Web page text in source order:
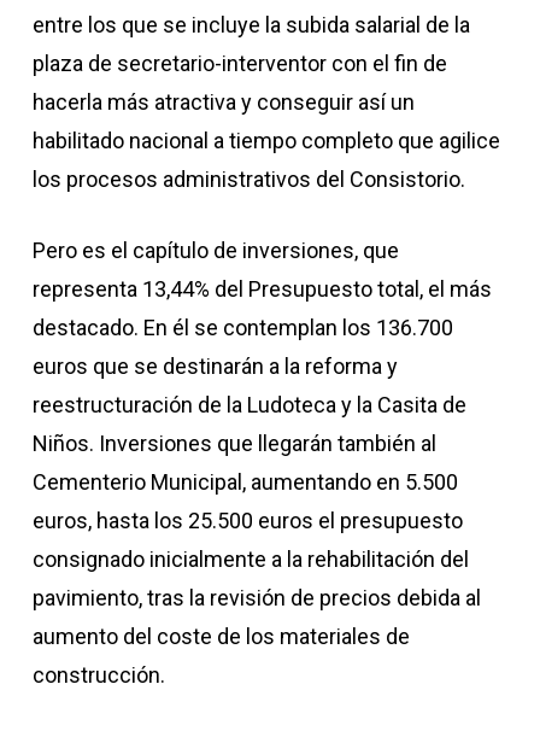
entre los que se incluye la subida salarial de la
plaza de secretario-interventor con el fin de
hacerla más atractiva y conseguir así un
habilitado nacional a tiempo completo que agilice
los procesos administrativos del Consistorio.
Pero es el capítulo de inversiones, que
representa 13,44% del Presupuesto total, el más
destacado. En él se contemplan los 136.700
euros que se destinarán a la reforma y
reestructuración de la Ludoteca y la Casita de
Niños. Inversiones que llegarán también al
Cementerio Municipal, aumentando en 5.500
euros, hasta los 25.500 euros el presupuesto
consignado inicialmente a la rehabilitación del
pavimiento, tras la revisión de precios debida al
aumento del coste de los materiales de
construcción.